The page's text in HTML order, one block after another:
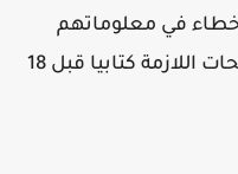
في معلوماتهم
الشخصية من أجل القيام بالتصحيحات اللازمة كتابيا قبل 18